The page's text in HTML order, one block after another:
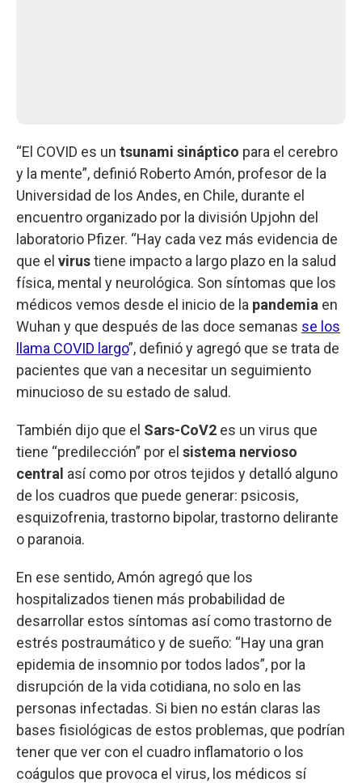
“El COVID es un tsunami sináptico para el cerebro
y la mente”, definió Roberto Amón, profesor de la
Universidad de los Andes, en Chile, durante el
encuentro organizado por la división Upjohn del
laboratorio Pfizer. “Hay cada vez más evidencia de
que el virustiene impacto a largo plazo en la salud
física, mental y neurológica. Son síntomas que los
médicos vemos desde el inicio de la pandemia en
Wuhan y que después de las doce semanas se los
llama COVID largo”, definió y agregó que se trata de
pacientes que van a necesitar un seguimiento
minucioso de su estado de salud.
También dijo que el Sars-CoV2 es un virus que
tiene “predilección” por el sistema nervioso
central así como por otros tejidos y detalló alguno
de los cuadros que puede generar: psicosis,
esquizofrenia, trastorno bipolar, trastorno delirante
o paranoia.
En ese sentido, Amón agregó que los
hospitalizados tienen más probabilidad de
desarrollar estos síntomas así como trastorno de
estrés postraumático y de sueño: “Hay una gran
epidemia de insomnio por todos lados”, por la
disrupción de la vida cotidiana, no solo en las
personas infectadas. Si bien no están claras las
bases fisiológicas de estos problemas, que podrían
tener que ver con el cuadro inflamatorio o los
coágulos que provoca el virus, los médicos sí